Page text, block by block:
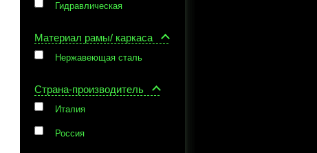
Гидравлическая
Материал рамы/ каркаса
Нержавеющая сталь
Страна-производитель
Италия
Россия